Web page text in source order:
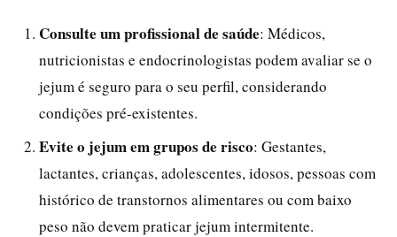
Consulte um profissional de saúde: Médicos,
nutricionistas e endocrinologistas podem avaliar se o
jejum é seguro para o seu perfil, considerando
condições pré-existentes.
Evite o jejum em grupos de risco: Gestantes,
lactantes, crianças, adolescentes, idosos, pessoas com
histórico de transtornos alimentares ou com baixo
peso não devem praticar jejum intermitente.